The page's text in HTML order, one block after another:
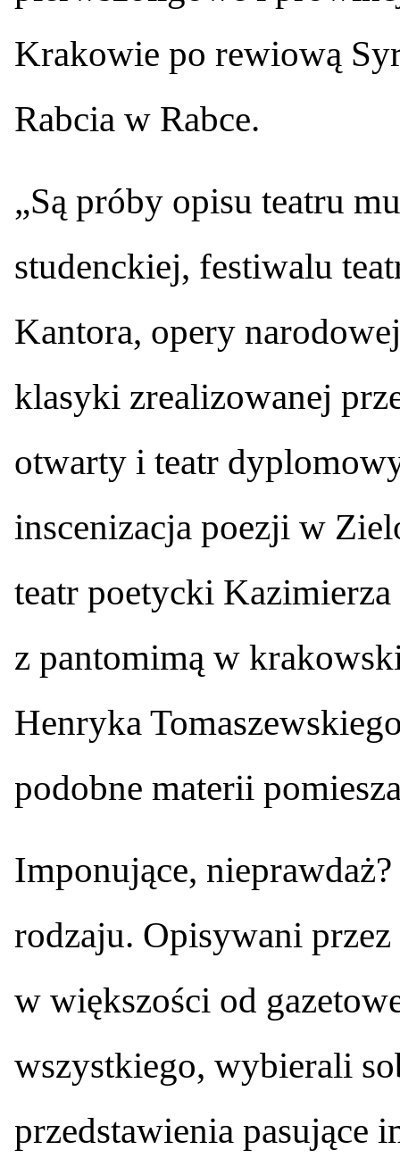
Krakowie po rewiową
Rabcia w Rabce.
„Są próby opisu teatru
studenckiej, festiwalu
Kantora, opery
klasyki zrealizowanej
otwarty i teatr
inscenizacja poezji w
teatr poetycki Kazimierza
z pantomimą w
Henryka
podobne materii
Imponujące,
rodzaju. Opisywani
w większości od
wszystkiego, wybierali
przedstawienia pasujące